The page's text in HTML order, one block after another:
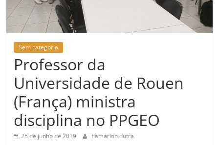
Sem categoria
Professor da
Universidade de Rouen
(França) ministra
disciplina no PPGEO
25 de junho de 2019 flamarion.dutra